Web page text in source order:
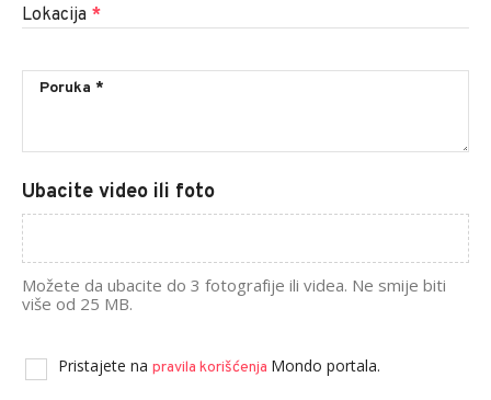
Lokacija *
Ubacite video ili foto
Možete da ubacite do 3 fotografije ili videa. Ne smije biti
više od 25 MB.
Pristajete na pravila korišćenja Mondo portala.